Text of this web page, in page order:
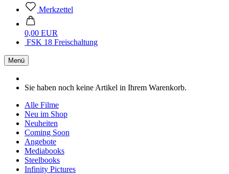
Merkzettel
0,00 EUR
FSK 18 Freischaltung
Menü
Sie haben noch keine Artikel in Ihrem Warenkorb.
Alle Filme
Neu im Shop
Neuheiten
Coming Soon
Angebote
Mediabooks
Steelbooks
Infinity Pictures